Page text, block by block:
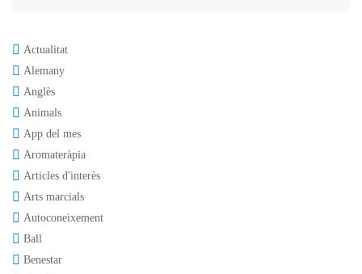
Actualitat
Alemany
Anglès
Animals
App del mes
Aromateràpia
Articles d'interès
Arts marcials
Autoconeixement
Ball
Benestar